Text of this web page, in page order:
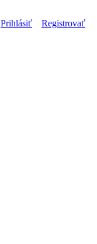
Prihlásiť Registrovať